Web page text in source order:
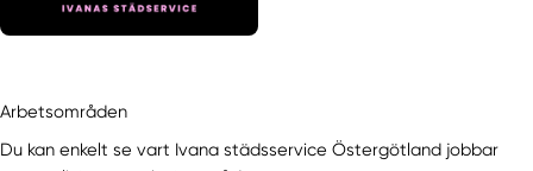
Arbetsområden
Du kan enkelt se vart Ivana städsservice Östergötland jobbar